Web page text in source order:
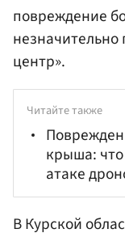
повреждение
центр».
Читайте также
крыша:
атаке
В Курской